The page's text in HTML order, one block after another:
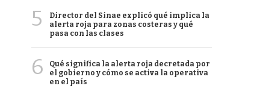
5
Director del Sinae explicó qué implica la
alerta roja para zonas costeras y qué
pasa con las clases
6
Qué significa la alerta roja decretada por
el gobierno y cómo se activa la operativa
en el país